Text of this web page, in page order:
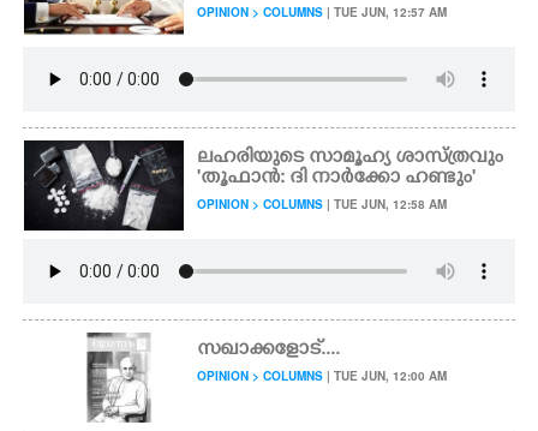
OPINION > COLUMNS | TUE JUN, 12:57 AM
ലഹരിയുടെ സാമൂഹ്യ ശാസ്ത്രവും
'തൂഫാൻ: ദി നാർക്കോ ഹണ്ടും'
OPINION > COLUMNS | TUE JUN, 12:58 AM
സഖാക്കളോട്....
OPINION > COLUMNS | TUE JUN, 12:00 AM